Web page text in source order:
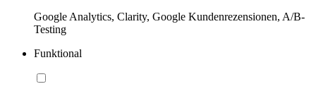
Google Analytics, Clarity, Google Kundenrezensionen, A/B-
Testing
Funktional